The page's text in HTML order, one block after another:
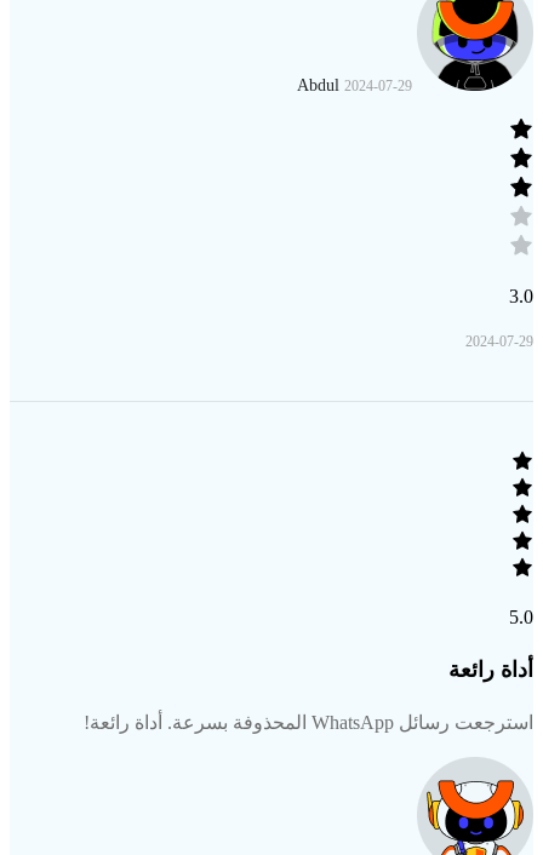
Abdul 2024-07-29
3.0
2024-07-29
5.0
أداة رائعة
استرجعت رسائل WhatsApp المحذوفة بسرعة. أداة رائعة!